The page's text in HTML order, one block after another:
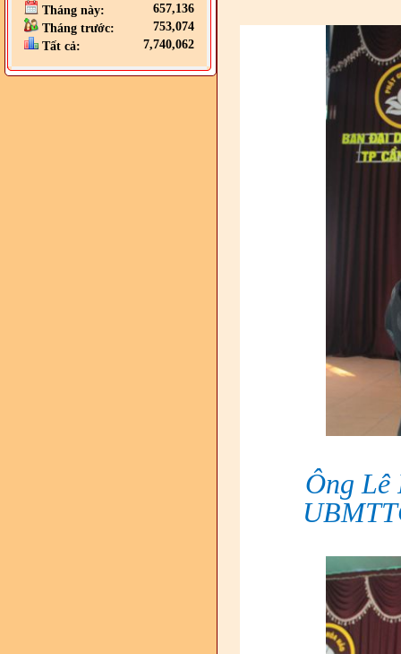
Tháng này:
657,136
Tháng trước:
753,074
Tất cả:
7,740,062
Ông Lê